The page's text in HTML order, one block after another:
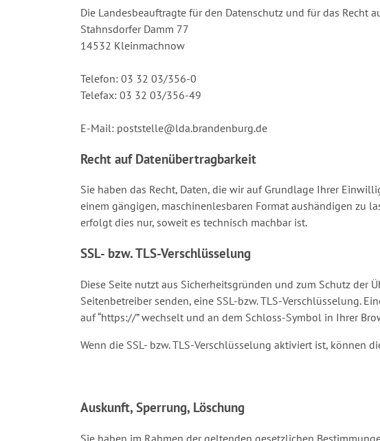
Die Landesbeauftragte für den Datenschutz und für das Recht
Stahnsdorfer Damm 77
14532 Kleinmachnow
Telefon: 03 32 03/356-0
Telefax: 03 32 03/356-49
E-Mail: poststelle@lda.brandenburg.de
Recht auf Datenübertragbarkeit
Sie haben das Recht, Daten, die wir auf Grundlage Ihrer
einem gängigen, maschinenlesbaren Format aushändigen zu
erfolgt dies nur, soweit es technisch machbar ist.
SSL- bzw. TLS-Verschlüsselung
Diese Seite nutzt aus Sicherheitsgründen und zum Schutz der
Seitenbetreiber senden, eine SSL-bzw. TLS-Verschlüsselung.
auf “https://” wechselt und an dem Schloss-Symbol in Ihrer
Wenn die SSL- bzw. TLS-Verschlüsselung aktiviert ist, können
Auskunft, Sperrung, Löschung
Sie haben im Rahmen der geltenden gesetzlichen